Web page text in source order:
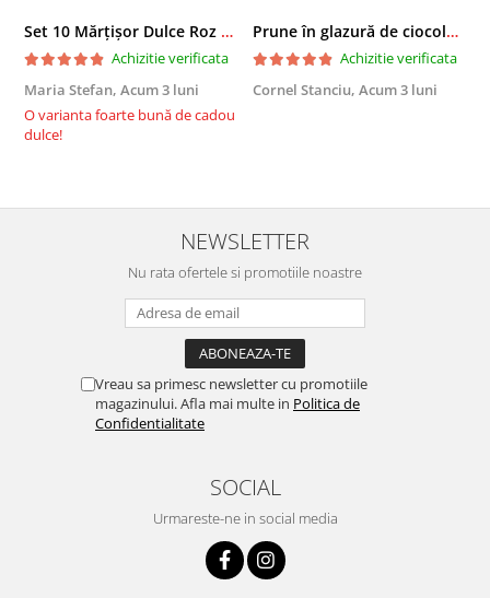
Set 10 Mărțișor Dulce Roz 200g, Cutie Cadou cu Bomboane de Ciocolată
Achizitie verificata
Maria Stefan, Acum 3 luni
O varianta foarte bună de cadou
dulce!
Prune în glazură de ciocolată 2,3 KG
Achizitie verificata
Cornel Stanciu, Acum 3 luni
NEWSLETTER
Nu rata ofertele si promotiile noastre
Vreau sa primesc newsletter cu promotiile
magazinului. Afla mai multe in Politica de
Confidentialitate
SOCIAL
Urmareste-ne in social media